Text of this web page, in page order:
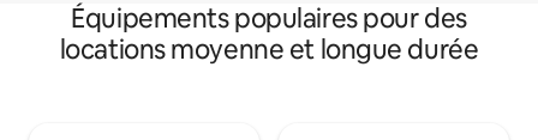
Équipements populaires pour des
locations moyenne et longue durée